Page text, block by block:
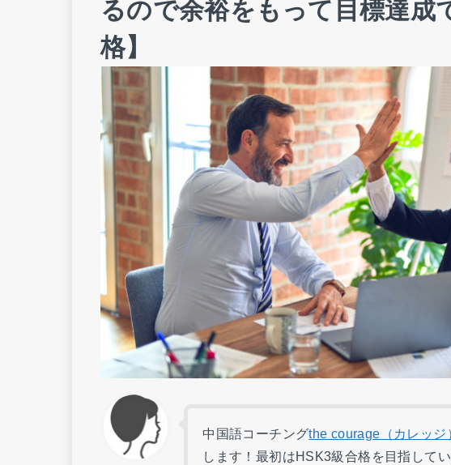
るので余裕をもって目標達成
格】
中国語コーチングthe courage（カレッジ
します！最初はHSK3級合格を目指して